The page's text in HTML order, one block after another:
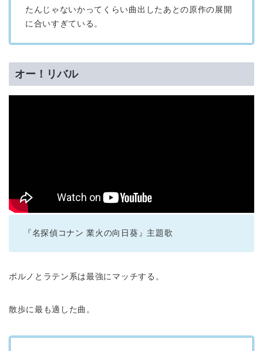
たんじゃないかってくらい曲出したあとの原作の展開
に合いすぎている。
オー！リバル
『名探偵コナン 業火の向日葵』主題歌
ポルノとラテン系は最強にマッチする。
散歩に最も適した曲。